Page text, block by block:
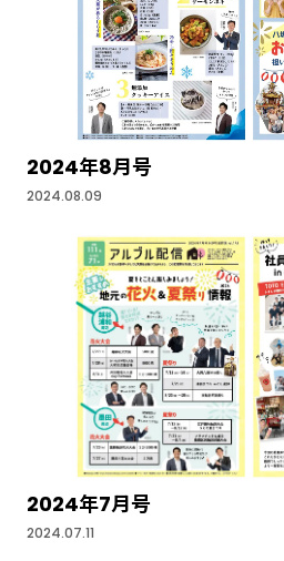
2024年8月号
2024.08.09
2024年7月号
2024.07.11